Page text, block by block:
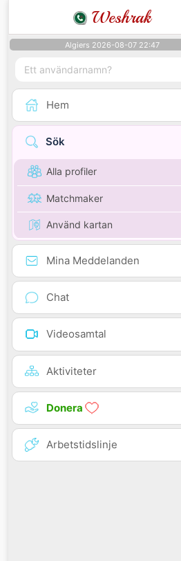
Weshrak
Algiers 2026-08-07 22:47
Hem
Sök
Alla profiler
Matchmaker
Använd kartan
Mina Meddelanden
Chat
Videosamtal
Aktiviteter
Donera
Arbetstidslinje